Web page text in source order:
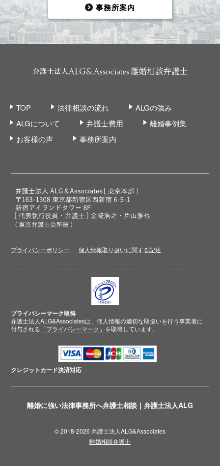
離婚に強い法律事務所へ弁護士相談｜弁護士法人ALG
事務所案内
TOP 法律相談の流れ
ALGの強み
ALGについて
弁護士費用
離婚事例集
お客様の声
事務所案内
プライバシーポリシー 個人情報取り扱いに関する記述
プライバシーマーク取得
弁護士法人ALG&Associatesは、個人情報の適切な取扱いを行う事業者に
付与される 「プライバシーマーク」 を取得しています。
クレジットカード決済対応
© 2018-2026 弁護士法人ALG&Associates
離婚相談弁護士